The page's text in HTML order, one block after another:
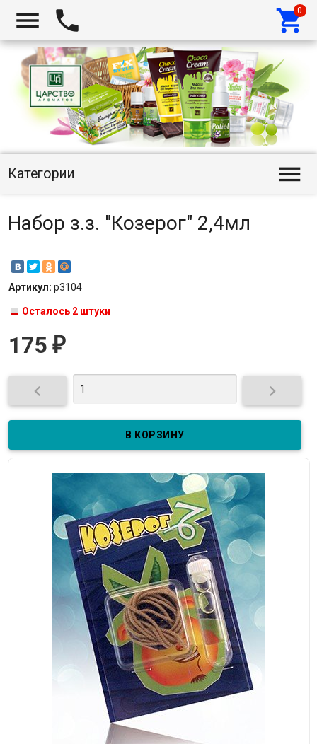
  
Категории 
Набор з.з. "Козерог" 2,4мл
Артикул: p3104
Осталось 2 штуки
175 ₽
 